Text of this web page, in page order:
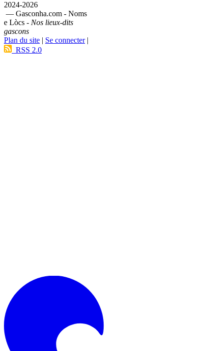
2024-2026
— Gasconha.com - Noms
e Lòcs - Nos lieux-dits
gascons
Plan du site | Se connecter|
RSS 2.0